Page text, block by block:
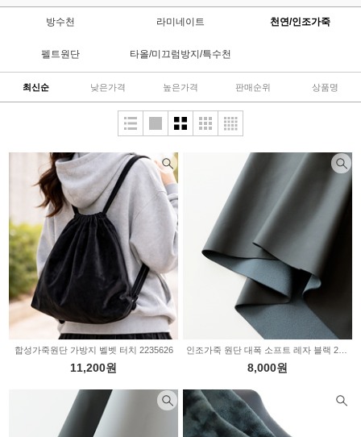
방수천 라미네이트 천연/인조가죽
펠트원단 타올/미끄럼방지/특수천
최신순 낮은가격 높은가격 판매순위 상품명
합성가죽원단 가방지 벨벳 터치 2235626
11,200원 8,000원